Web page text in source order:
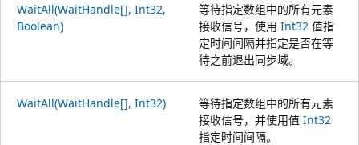
WaitAll(WaitHandle[], Int32,
Boolean)
等待指定数组中的所有元素
接收信号，使用 Int32 值指
定时间间隔并指定是否在等
待之前退出同步域。
WaitAll(WaitHandle[], Int32)
等待指定数组中的所有元素
接收信号，并使用值 Int32
指定时间间隔。